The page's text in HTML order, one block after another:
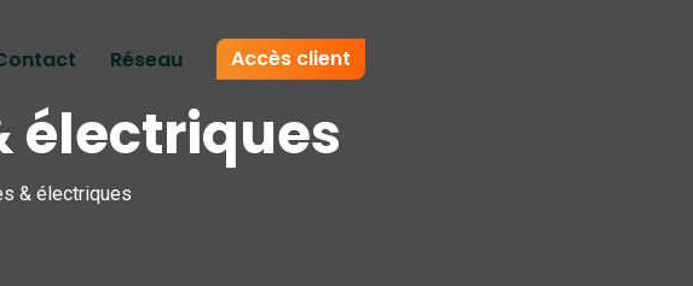
Réseau Accès client
électriques
& électriques